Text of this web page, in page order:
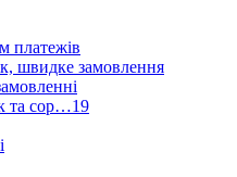
платежів
швидке замовлення
та сор…19